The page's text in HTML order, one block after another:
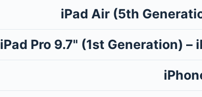
iPad Air (5th
iPad Pro 9.7" (1st Generation) –